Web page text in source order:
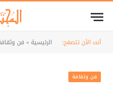
أنت الآن تتصفح: الرئيسية» فن
فن وثقافة